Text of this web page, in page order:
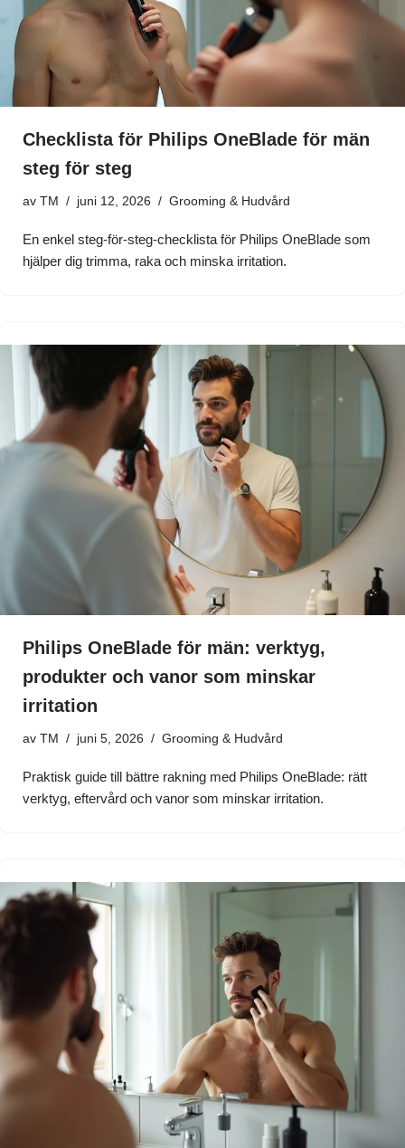
Checklista för Philips OneBlade för män
steg för steg
av TM juni 12, 2026 Grooming & Hudvård
En enkel steg-för-steg-checklista för Philips OneBlade som
hjälper dig trimma, raka och minska irritation.
Philips OneBlade för män: verktyg,
produkter och vanor som minskar
irritation
av TM juni 5, 2026 Grooming & Hudvård
Praktisk guide till bättre rakning med Philips OneBlade: rätt
verktyg, eftervård och vanor som minskar irritation.